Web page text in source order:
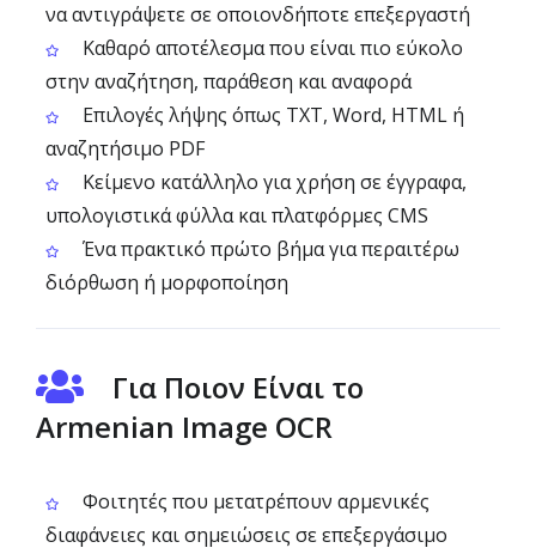
να αντιγράψετε σε οποιονδήποτε επεξεργαστή
Καθαρό αποτέλεσμα που είναι πιο εύκολο
στην αναζήτηση, παράθεση και αναφορά
Επιλογές λήψης όπως TXT, Word, HTML ή
αναζητήσιμο PDF
Κείμενο κατάλληλο για χρήση σε έγγραφα,
υπολογιστικά φύλλα και πλατφόρμες CMS
Ένα πρακτικό πρώτο βήμα για περαιτέρω
διόρθωση ή μορφοποίηση
Για Ποιον Είναι το
Armenian Image OCR
Φοιτητές που μετατρέπουν αρμενικές
διαφάνειες και σημειώσεις σε επεξεργάσιμο